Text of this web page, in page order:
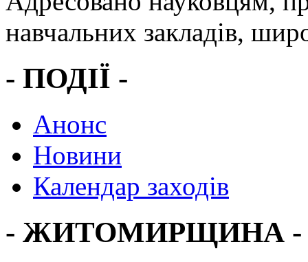
навчальних закладів,
- ПОДІЇ -
Анонс
Новини
Календар заходів
- ЖИТОМИРЩИНА -